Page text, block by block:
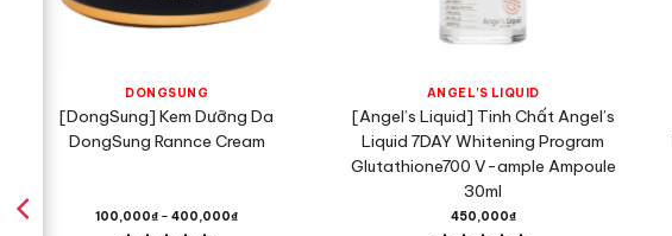
DONGSUNG
[DongSung] Kem Dưỡng Da
DongSung Rannce Cream
100,000₫ – 400,000₫
ANGEL'S LIQUID
[Angel’s Liquid] Tinh Chất Angel’s
Liquid 7DAY Whitening Program
Glutathione700 V-ample Ampoule
30ml
450,000₫